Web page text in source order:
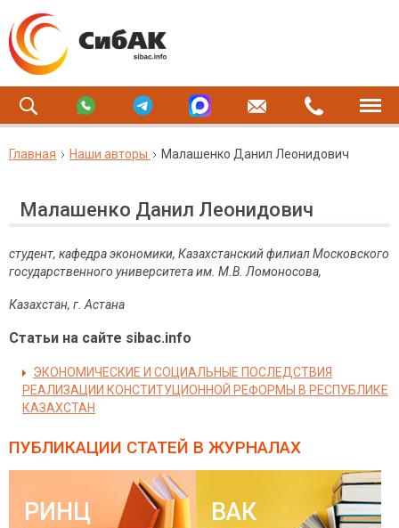
Главная Наши авторы Малашенко Данил Леонидович
Малашенко Данил Леонидович
студент, кафедра экономики, Казахстанский филиал Московского
государственного университета им. М В Ломоносова,
Казахстан, г Астана
Статьи на сайте sibac.info
ЭКОНОМИЧЕСКИЕ И СОЦИАЛЬНЫЕ ПОСЛЕДСТВИЯ
РЕАЛИЗАЦИИ КОНСТИТУЦИОННОЙ РЕФОРМЫ В РЕСПУБЛИКЕ
КАЗАХСТАН
ПУБЛИКАЦИИ СТАТЕЙ В ЖУРНАЛАХ
РИНЦ ВАК